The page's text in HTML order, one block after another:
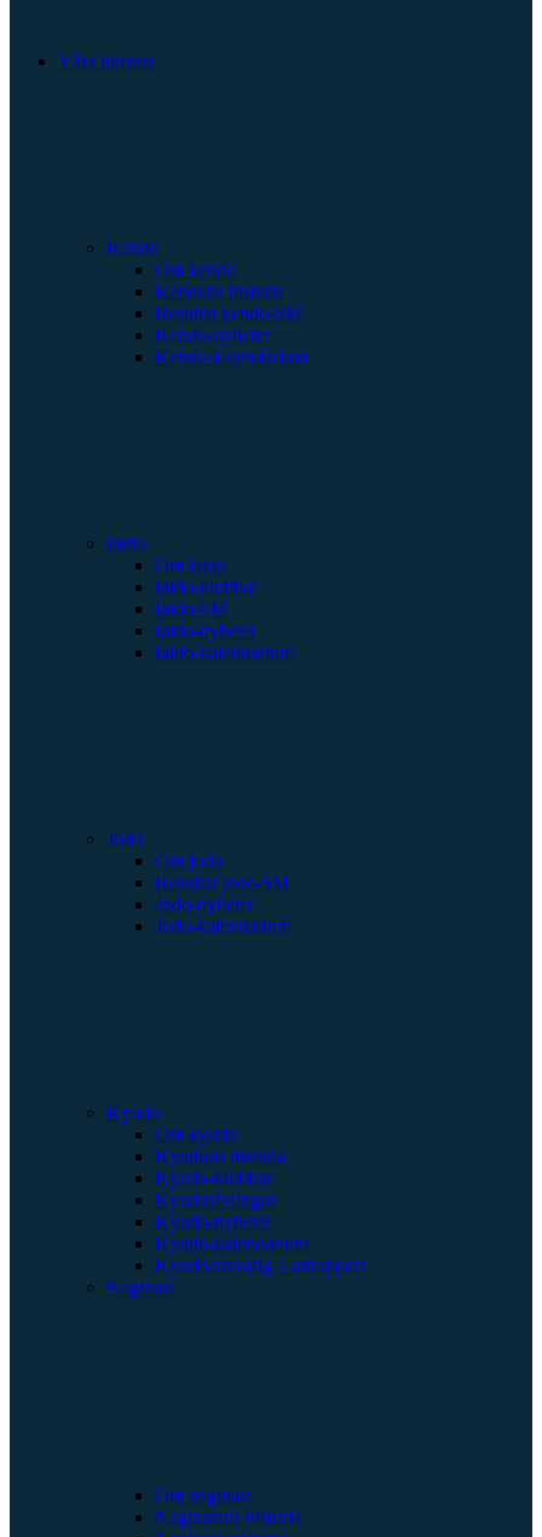
Våra idrotter
Kendo
Om kendo
Kendons historia
Resultat kendo-SM
Kendo-nyheter
Kendo-kalendarium
Iaido
Om iaido
Iaido-klubbar
Iaido-SM
Iaido-nyheter
Iaido-kalendarium
Jodo
Om jodo
Resultat jodo-SM
Jodo-nyheter
Jodo-kalendarium
Kyudo
Om kyudo
Kyudons historia
Kyudo-klubbar
Kyudotävlingar
Kyudo-nyheter
Kyudo-kalendarium
Kyudoansvarig – artrapport
Naginata
Om naginata
Naginatans historia